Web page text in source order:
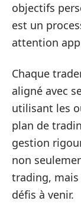
objectifs
est un
attention
Chaque
aligné avec
utilisant les
plan de
gestion
non
trading, mais
défis à venir.